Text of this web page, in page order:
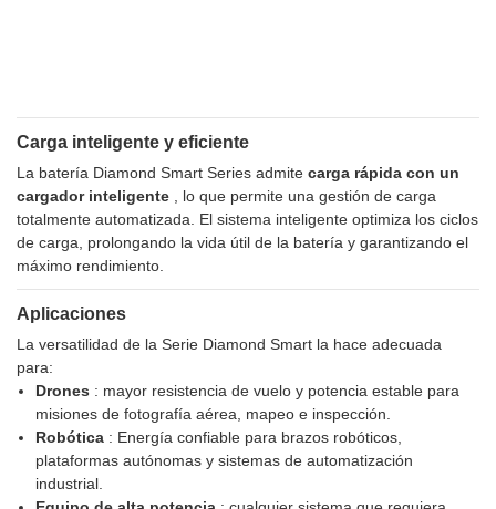
Carga inteligente y eficiente
La batería Diamond Smart Series admite carga rápida con un
cargador inteligente , lo que permite una gestión de carga
totalmente automatizada. El sistema inteligente optimiza los ciclos
de carga, prolongando la vida útil de la batería y garantizando el
máximo rendimiento.
Aplicaciones
La versatilidad de la Serie Diamond Smart la hace adecuada
para:
Drones : mayor resistencia de vuelo y potencia estable para
misiones de fotografía aérea, mapeo e inspección.
Robótica: Energía confiable para brazos robóticos,
plataformas autónomas y sistemas de automatización
industrial.